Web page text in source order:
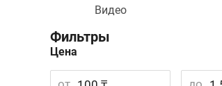
Видео
Фильтры
Цена